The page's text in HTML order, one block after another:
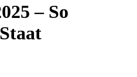
– So